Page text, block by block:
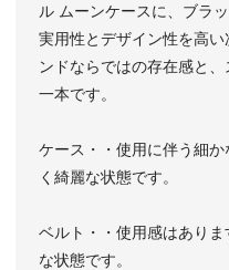
ル ムーンケースに、ブラ
実用性とデザイン性を高
ンドならではの存在感と
一本です。
ケース・・使用に伴う細
く綺麗な状態です。
ベルト・・使用感はあり
な状態です。